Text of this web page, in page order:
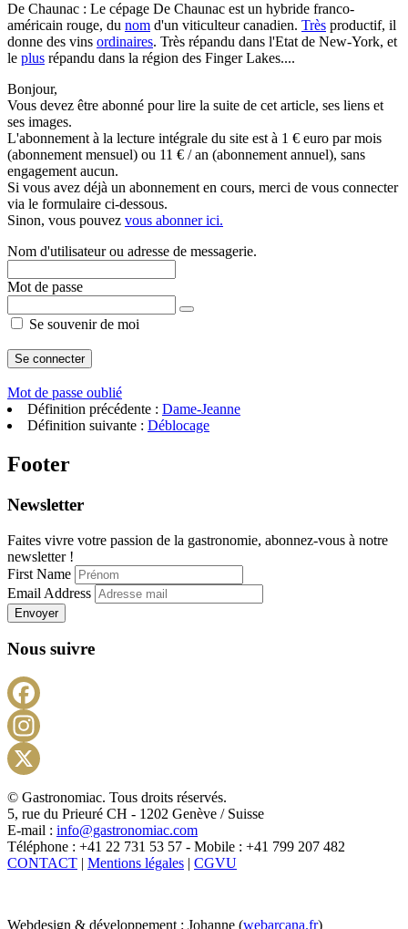
De Chaunac : Le cépage De Chaunac est un hybride franco-
américain rouge, du nom d'un viticulteur canadien. Très productif, il
donne des vins ordinaires. Très répandu dans l'Etat de New-York, et
le plus répandu dans la région des Finger Lakes....
Bonjour,
Vous devez être abonné pour lire la suite de cet article, ses liens et
ses images.
L'abonnement à la lecture intégrale du site est à 1 € euro par mois
(abonnement mensuel) ou 11 € / an (abonnement annuel), sans
engagement aucun.
Si vous avez déjà un abonnement en cours, merci de vous connecter
via le formulaire ci-dessous.
Sinon, vous pouvez vous abonner ici.
Nom d'utilisateur ou adresse de messagerie.
Mot de passe
Se souvenir de moi
Mot de passe oublié
Définition précédente : Dame-Jeanne
Définition suivante : Déblocage
Footer
Newsletter
Faites vivre votre passion de la gastronomie, abonnez-vous à notre
newsletter !
First Name
Email Address
Envoyer
Nous suivre
X
© Gastronomiac. Tous droits réservés.
5, rue du Prieuré CH - 1202 Genève / Suisse
E-mail : info@gastronomiac.com
Téléphone : +41 22 731 53 57 - Mobile : +41 799 207 482
CONTACT | Mentions légales | CGVU
Webdesign & développement : Johanne (webarcana.fr)